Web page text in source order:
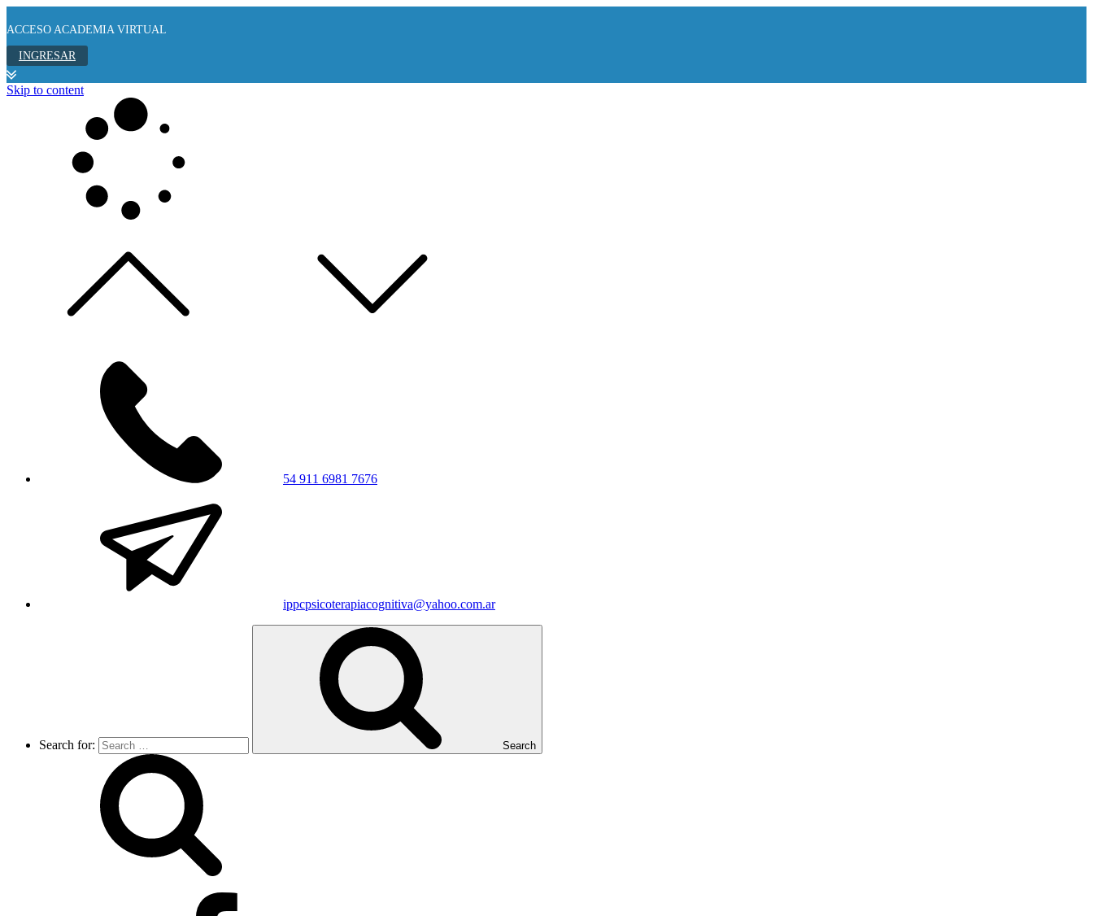
ACCESO ACADEMIA VIRTUAL
INGRESAR
Skip to content
54 911 6981 7676
ippcpsicoterapiacognitiva@yahoo.com.ar
Search for: Search